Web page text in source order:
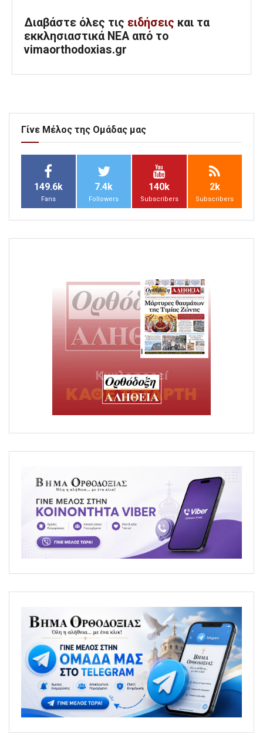
Διαβάστε όλες τις ειδήσεις και τα
εκκλησιαστικά ΝΕΑ από το
vimaorthodoxias.gr
Γίνε Μέλος της Ομάδας μας
149.6k
Fans
7.4k
Followers
140k
Subscribers
2k
Subscribers